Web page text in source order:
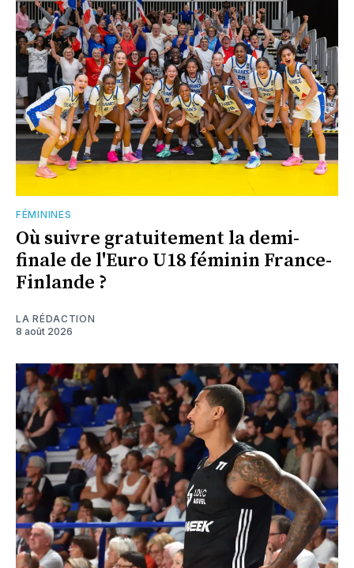
FÉMININES
Où suivre gratuitement la demi-
finale de l'Euro U18 féminin France-
Finlande ?
LA RÉDACTION
8 août 2026